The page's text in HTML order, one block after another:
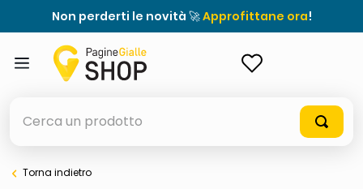
Non perderti le novità 🚀Approfittane ora!
Torna indietro